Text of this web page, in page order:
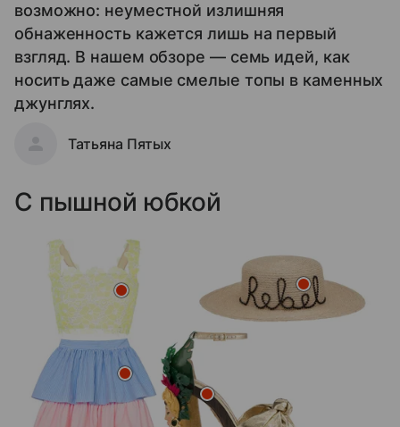
возможно: неуместной излишняя
обнаженность кажется лишь на первый
взгляд. В нашем обзоре — семь идей, как
носить даже самые смелые топы в каменных
джунглях.
Татьяна Пятых
С пышной юбкой